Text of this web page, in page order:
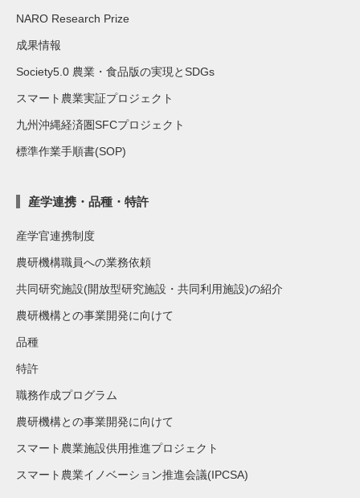
NARO Research Prize
成果情報
Society5.0 農業・食品版の実現とSDGs
スマート農業実証プロジェクト
九州沖縄経済圏SFCプロジェクト
標準作業手順書(SOP)
産学連携・品種・特許
産学官連携制度
農研機構職員への業務依頼
共同研究施設(開放型研究施設・共同利用施設)の紹介
農研機構との事業開発に向けて
品種
特許
職務作成プログラム
農研機構との事業開発に向けて
スマート農業施設供用推進プロジェクト
スマート農業イノベーション推進会議(IPCSA)